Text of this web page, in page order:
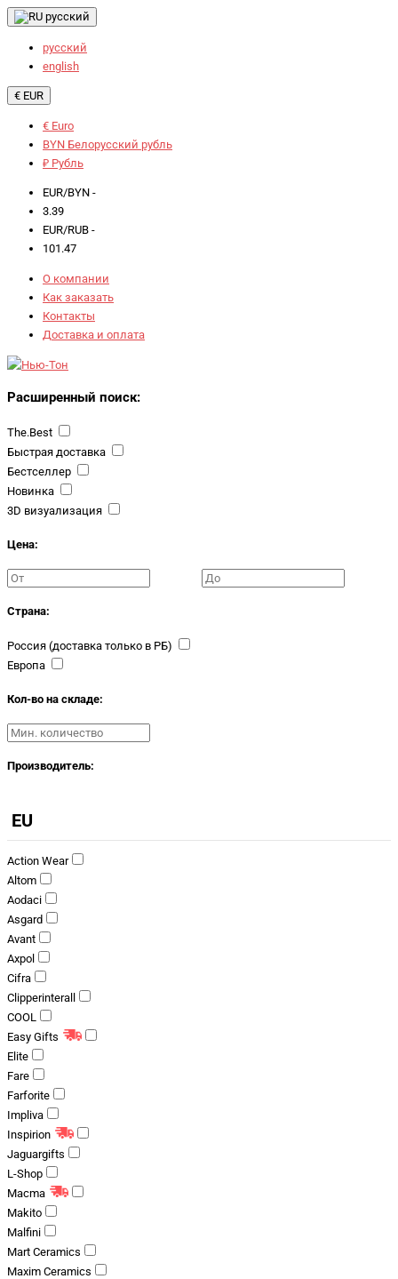
русский
русский
english
€ EUR
€ Euro
BYN Белорусский рубль
₽ Рубль
EUR/BYN -
3.39
EUR/RUB -
101.47
О компании
Как заказать
Контакты
Доставка и оплата
Расширенный поиск:
The.Best
Быстрая доставка
Бестселлер
Новинка
3D визуализация
Цена:
Страна:
Россия (доставка только в РБ)
Европа
Кол-во на складе:
Производитель:
EU
Action Wear
Altom
Aodaci
Asgard
Avant
Axpol
Cifra
Clipperinterall
COOL
Easy Gifts
Elite
Fare
Farforite
Impliva
Inspirion
Jaguargifts
L-Shop
Macma
Makito
Malfini
Mart Ceramics
Maxim Ceramics